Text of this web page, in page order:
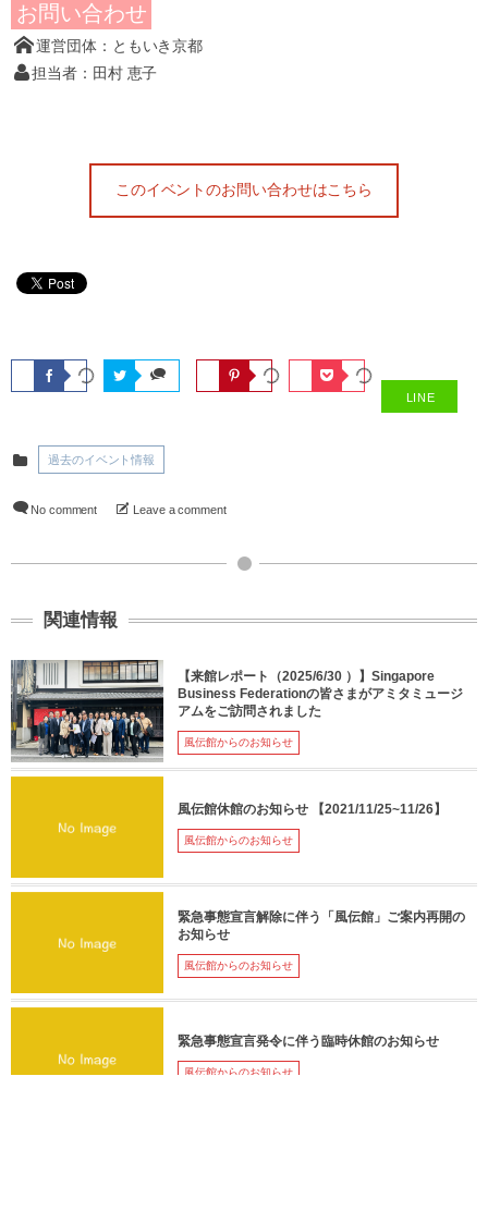
お問い合わせ
運営団体：ともいき京都
担当者：田村 恵子
このイベントのお問い合わせはこちら
LINE
過去のイベント情報
No comment Leave a comment
関連情報
【来館レポート（2025/6/30 ）】Singapore
Business Federationの皆さまがアミタミュージ
アムをご訪問されました
風伝館からのお知らせ
風伝館休館のお知らせ 【2021/11/25~11/26】
風伝館からのお知らせ
緊急事態宣言解除に伴う「風伝館」ご案内再開の
お知らせ
風伝館からのお知らせ
緊急事態宣言発令に伴う臨時休館のお知らせ
風伝館からのお知らせ